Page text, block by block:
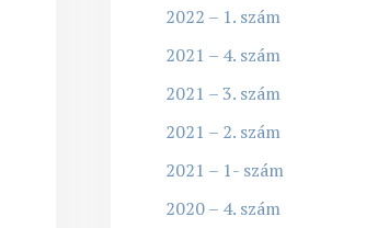
2022 – 1. szám
2021 – 4. szám
2021 – 3. szám
2021 – 2. szám
2021 – 1- szám
2020 – 4. szám